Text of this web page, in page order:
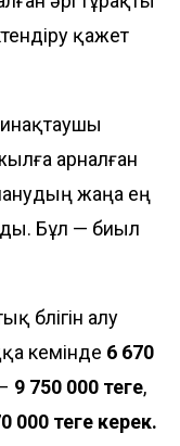
қажет
арналған
жаңа ең
Бұл — биыл
бөлігін алу
кемінде 6 670
9 750 000 теңге,
000 теңге керек.